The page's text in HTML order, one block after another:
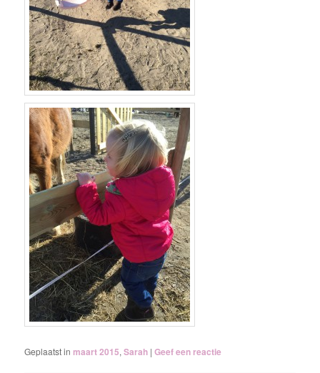
Geplaatst in maart 2015,Sarah |Geef een reactie